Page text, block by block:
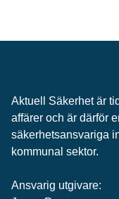
Aktuell Säkerhet är
affärer och är därför
säkerhets­ansvariga
kommunal sektor.
Ansvarig utgivare: